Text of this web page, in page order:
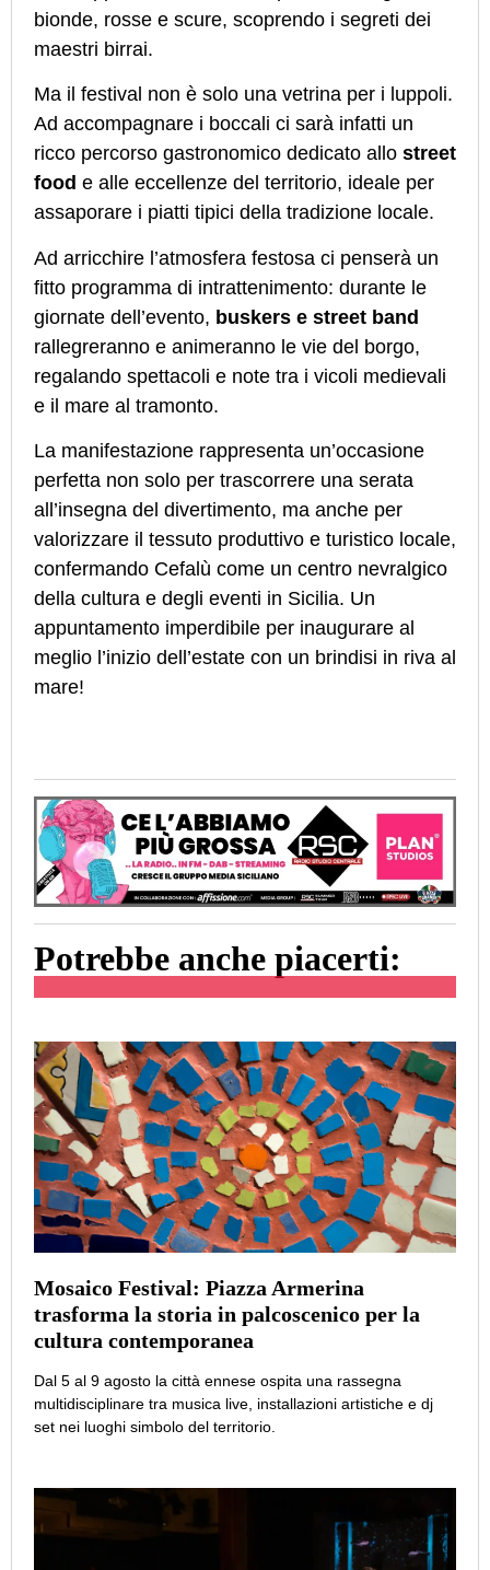
bionde, rosse e scure, scoprendo i segreti dei
maestri birrai.
Ma il festival non è solo una vetrina per i luppoli.
Ad accompagnare i boccali ci sarà infatti un
ricco percorso gastronomico dedicato allo street
food e alle eccellenze del territorio, ideale per
assaporare i piatti tipici della tradizione locale.
Ad arricchire l’atmosfera festosa ci penserà un
fitto programma di intrattenimento: durante le
giornate dell’evento, buskers e street band
rallegreranno e animeranno le vie del borgo,
regalando spettacoli e note tra i vicoli medievali
e il mare al tramonto.
La manifestazione rappresenta un’occasione
perfetta non solo per trascorrere una serata
all’insegna del divertimento, ma anche per
valorizzare il tessuto produttivo e turistico locale,
confermando Cefalù come un centro nevralgico
della cultura e degli eventi in Sicilia. Un
appuntamento imperdibile per inaugurare al
meglio l’inizio dell’estate con un brindisi in riva al
mare!
Potrebbe anche piacerti:
Mosaico Festival: Piazza Armerina
trasforma la storia in palcoscenico per la
cultura contemporanea
Dal 5 al 9 agosto la città ennese ospita una rassegna
multidisciplinare tra musica live, installazioni artistiche e dj
set nei luoghi simbolo del territorio.